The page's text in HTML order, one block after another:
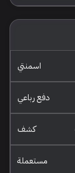
اسمنتي
دفع رباعي
كشف
مستعملة